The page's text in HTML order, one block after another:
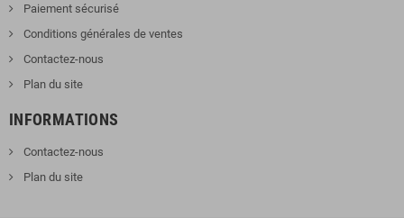
Paiement sécurisé
Conditions générales de ventes
Contactez-nous
Plan du site
INFORMATIONS
Contactez-nous
Plan du site